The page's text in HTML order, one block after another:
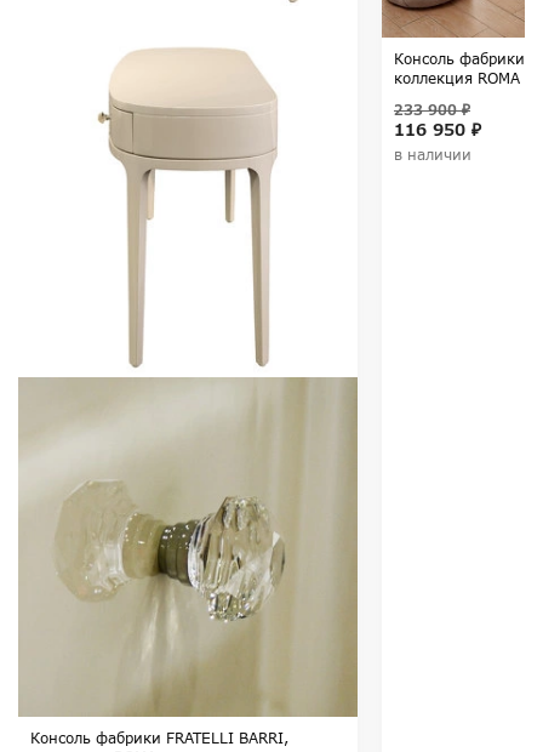
Консоль фабрики FRATELLI BARRI,
Консоль фабрики
коллекция ROMA
116 950 ₽
233 900 ₽
в наличии